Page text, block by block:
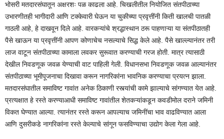
भोसरी मतदारसंघातून अक्षरशः पळ काढला आहे. चिखलीतील नियोजित संतपीठाच्या
उभारणीतही भागीदारी आणि टक्केवारी घेऊन या चुकीच्या प्रवृत्तींनी किती खालची पातळी
गाठली आहे, हे दाखवून दिले आहे. वारकऱ्यांचे श्रद्धास्थान ठरू पाहणाऱ्या या संतपीठातही
पैसे खाऊन या प्रवृत्तींनी आपण कोणाचेच नसल्याचे सिद्ध केले आहे. पैसे खाल्ल्यानंतर तरी
लाज वाटून संतपीठाच्या कामाला लवकर सुरूवात करण्याची गरज होती. मात्र त्यासाठी
देखील निवडणूक जवळ येण्याची वाट पाहिली गेली. विधानसभा निवडणूक जवळ आल्यानंतर
संतपीठाच्या भूमीपूजनाचा दिखावा करून नागरिकांना भावनिक करण्याचा प्रयत्न झाला.
मतदारसंघातील समाविष्ट गावांत अनेक ठिकाणी रस्त्यांची कामे झाल्याचे सांगण्यात येत आहे.
प्रत्यक्षात हे रस्ते करण्याआधी समाविष्ट गावांतील शेतकऱ्यांकडून कवडीमोल दराने जमिनी
विकत घेण्यात आल्या. त्यानंतर रस्ते करून आपल्याच जमिनींचा भाव वाढविण्यात आला
आणि दुसरीकडे नागरिकांना रस्ते केल्याचे सांगून फसविण्याचा उद्योग केला गेला आहे.